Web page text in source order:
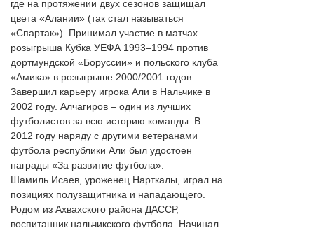
где на протяжении двух сезонов защищал
цвета «Алании» (так стал называться
«Спартак»). Принимал участие в матчах
розыгрыша Кубка УЕФА 1993–1994 против
дортмундской «Боруссии» и польского клуба
«Амика» в розыгрыше 2000/2001 годов.
Завершил карьеру игрока Али в Нальчике в
2002 году. Алчагиров – один из лучших
футболистов за всю историю команды. В
2012 году наряду с другими ветеранами
футбола республики Али был удостоен
награды «За развитие футбола».
Шамиль Исаев, уроженец Нарткалы, играл на
позициях полузащитника и нападающего.
Родом из Ахвахского района ДАССР,
воспитанник нальчикского футбола. Начинал